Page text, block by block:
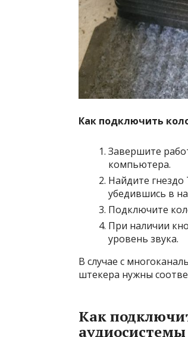
Как подключить
Завершите
компьютера.
Найдите гнездо
убедившись в
Подключите
При наличии
уровень звука.
В случае c
штекера нужны
Как
аудиосистемы